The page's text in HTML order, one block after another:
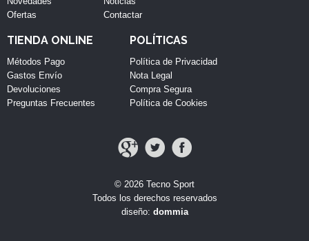
Ofertas
Contactar
TIENDA ONLINE
Métodos Pago
Gastos Envío
Devoluciones
Preguntas Frecuentes
POLÍTICAS
Política de Privacidad
Nota Legal
Compra Segura
Política de Cookies
© 2026 Tecno Sport
Todos los derechos reservados
diseño: dommia